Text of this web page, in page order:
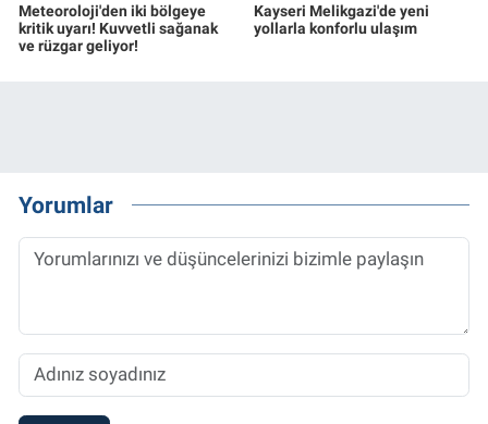
Meteoroloji'den iki bölgeye
kritik uyarı! Kuvvetli sağanak
ve rüzgar geliyor!
Kayseri Melikgazi'de yeni
yollarla konforlu ulaşım
Yorumlar